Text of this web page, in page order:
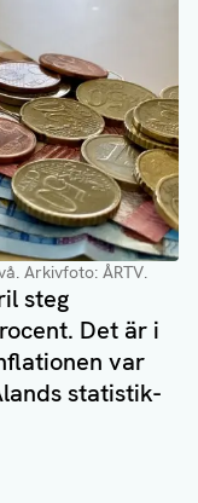
Arkivfoto: ÅRTV.
steg
Det är i
var
statistik-